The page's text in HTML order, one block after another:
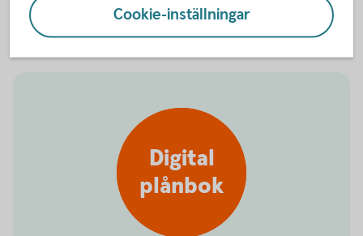
Digital
plånbok
Cookie-inställningar